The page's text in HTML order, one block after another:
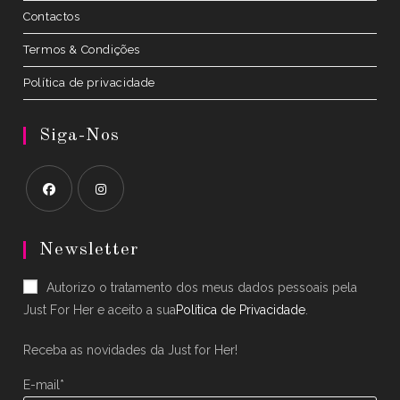
Contactos
Termos & Condições
Política de privacidade
Siga-Nos
in
new
tab
in
new
tab
Newsletter
Autorizo o tratamento dos meus dados pessoais pela
Just For Her e aceito a suaPolítica de Privacidade
Receba as novidades da Just for Her!
E-mail*